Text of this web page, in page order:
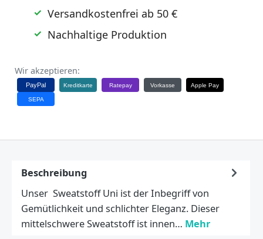
Versandkostenfrei ab 50 €
Nachhaltige Produktion
Wir akzeptieren:
PayPal Kreditkarte Ratepay Vorkasse Apple Pay
SEPA
Beschreibung
Unser Sweatstoff Uni ist der Inbegriff von
Gemütlichkeit und schlichter Eleganz. Dieser
mittelschwere Sweatstoff ist innen… Mehr